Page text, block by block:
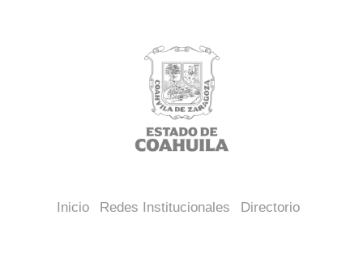
Inicio Redes Institucionales Directorio